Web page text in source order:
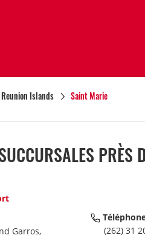
Reunion Islands Saint Marie
PRÈS
Garros,
(262) 31